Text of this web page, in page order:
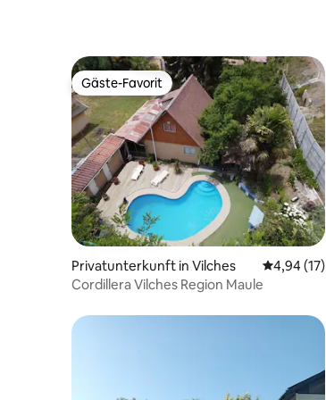
Gäste-Favorit
Gäste-Favorit
Privatunterkunft in Vilches
4,94 (17)
Cordillera Vilches Region Maule